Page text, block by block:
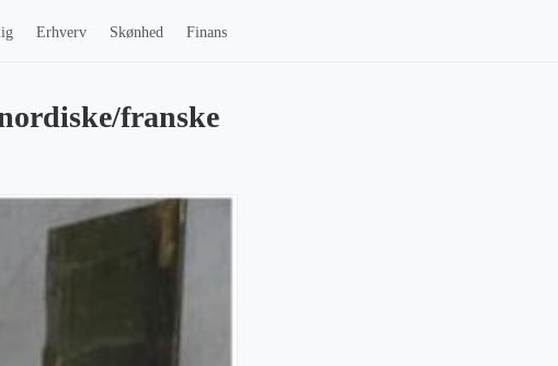
Erhverv Skønhed Finans
franske